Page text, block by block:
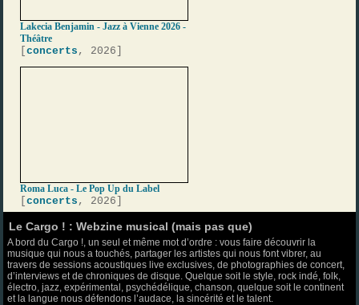
Lakecia Benjamin - Jazz à Vienne 2026 -
Théâtre
[concerts , 2026]
Roma Luca - Le Pop Up du Label
[concerts , 2026]
Le Cargo ! : Webzine musical (mais pas que)
A bord du Cargo !, un seul et même mot d’ordre : vous faire découvrir la
musique qui nous a touchés, partager les artistes qui nous font vibrer, au
travers de sessions acoustiques live exclusives, de photographies de concert,
d’interviews et de chroniques de disque. Quelque soit le style, rock indé, folk,
électro, jazz, expérimental, psychédélique, chanson, quelque soit le continent
et la langue nous défendons l’audace, la sincérité et le talent.